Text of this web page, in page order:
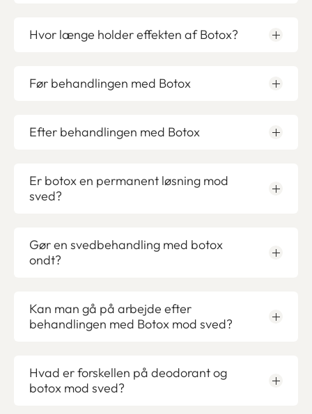
Hvor længe holder effekten af Botox?
Før behandlingen med Botox
Efter behandlingen med Botox
Er botox en permanent løsning mod
sved?
Gør en svedbehandling med botox
ondt?
Kan man gå på arbejde efter
behandlingen med Botox mod sved?
Hvad er forskellen på deodorant og
botox mod sved?